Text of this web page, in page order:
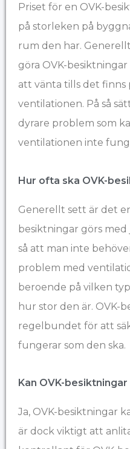
Priset för en OVK-
på storleken på
rum den har.
göra OVK-
att vänta tills det finns
ventilationen. På så
dyrare problem som
ventilationen inte
Hur ofta ska OVK-
Generellt sett är det
besiktningar görs
så att man inte
problem med
beroende på vilken
hur stor den är. OVK-
regelbundet för att
fungerar som den ska.
Kan OVK-
Ja, OVK-besiktningar
är dock viktigt att